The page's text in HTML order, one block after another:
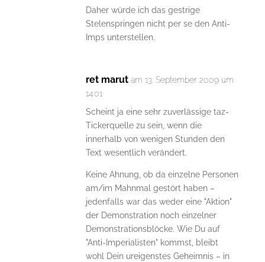
Daher würde ich das gestrige
Stelenspringen nicht per se den Anti-
Imps unterstellen.
ret marut am 13. September 2009 um
14:01
Scheint ja eine sehr zuverlässige taz-
Tickerquelle zu sein, wenn die
innerhalb von wenigen Stunden den
Text wesentlich verändert.
Keine Ahnung, ob da einzelne Personen
am/im Mahnmal gestört haben –
jedenfalls war das weder eine "Aktion"
der Demonstration noch einzelner
Demonstrationsblöcke. Wie Du auf
"Anti-Imperialisten" kommst, bleibt
wohl Dein ureigenstes Geheimnis – in